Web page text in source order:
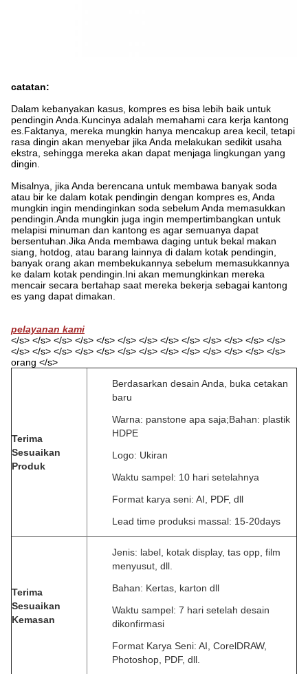
catatan:
Dalam kebanyakan kasus, kompres es bisa lebih baik untuk
pendingin Anda.Kuncinya adalah memahami cara kerja kantong
es.Faktanya, mereka mungkin hanya mencakup area kecil, tetapi
rasa dingin akan menyebar jika Anda melakukan sedikit usaha
ekstra, sehingga mereka akan dapat menjaga lingkungan yang
dingin.
Misalnya, jika Anda berencana untuk membawa banyak soda
atau bir ke dalam kotak pendingin dengan kompres es, Anda
mungkin ingin mendinginkan soda sebelum Anda memasukkan
pendingin.Anda mungkin juga ingin mempertimbangkan untuk
melapisi minuman dan kantong es agar semuanya dapat
bersentuhan.Jika Anda membawa daging untuk bekal makan
siang, hotdog, atau barang lainnya di dalam kotak pendingin,
banyak orang akan membekukannya sebelum memasukkannya
ke dalam kotak pendingin.Ini akan memungkinkan mereka
mencair secara bertahap saat mereka bekerja sebagai kantong
es yang dapat dimakan.
pelayanan kami
</s> </s> </s> </s> </s> </s> </s> </s> </s> </s> </s> </s> </s>
</s> </s> </s> </s> </s> </s> </s> </s> </s> </s> </s> </s> </s>
orang </s>
Terima
Sesuaikan
Produk
Berdasarkan desain Anda, buka cetakan
baru
Warna: panstone apa saja;Bahan: plastik
HDPE
Logo: Ukiran
Waktu sampel: 10 hari setelahnya
Format karya seni: AI, PDF, dll
Lead time produksi massal: 15-20days
Terima
Sesuaikan
Kemasan
Jenis: label, kotak display, tas opp, film
menyusut, dll.
Bahan: Kertas, karton dll
Waktu sampel: 7 hari setelah desain
dikonfirmasi
Format Karya Seni: AI, CorelDRAW,
Photoshop, PDF, dll.